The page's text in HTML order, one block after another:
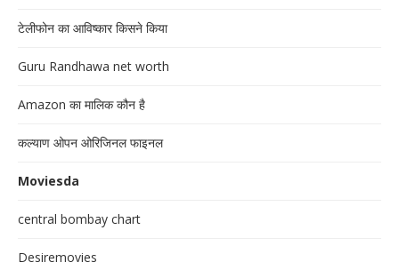
टेलीफोन का आविष्कार किसने किया
Guru Randhawa net worth
Amazon का मालिक कौन है
कल्याण ओपन ओरिजिनल फाइनल
Moviesda
central bombay chart
Desiremovies